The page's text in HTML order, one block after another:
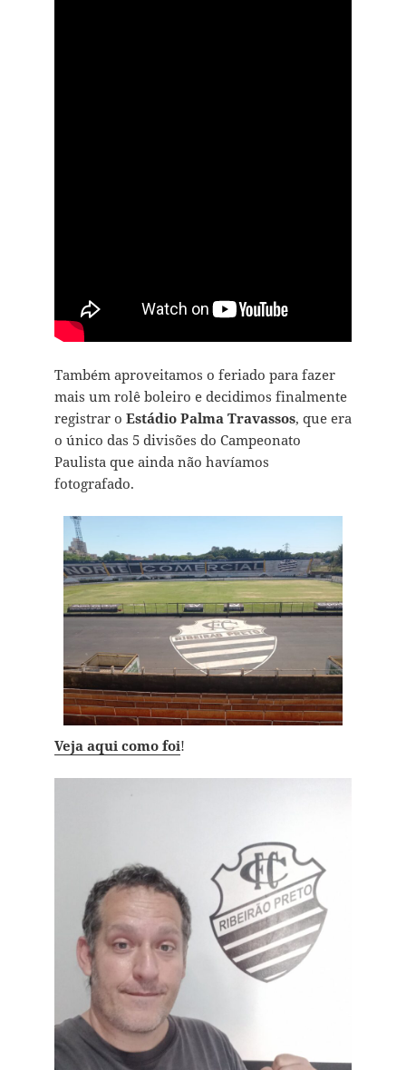
Também aproveitamos o feriado para fazer
mais um rolê boleiro e decidimos finalmente
registrar o Estádio Palma Travassos, que era
o único das 5 divisões do Campeonato
Paulista que ainda não havíamos
fotografado.
Veja aqui como foi!